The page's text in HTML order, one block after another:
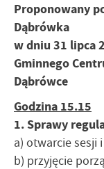
Proponowany
Dąbrówka
w dniu 31 lipca
Gminnego
Dąbrówce
Godzina 15.15
1. Sprawy
a) otwarcie sesji
b) przyjęcie